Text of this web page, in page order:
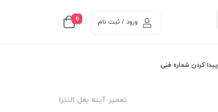
0 ورود / ثبت نام
پیدا کردن شماره فنی
تعمير آينه بغل النترا